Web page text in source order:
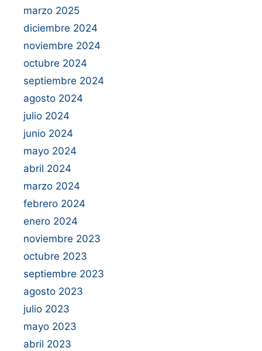
marzo 2025
diciembre 2024
noviembre 2024
octubre 2024
septiembre 2024
agosto 2024
julio 2024
junio 2024
mayo 2024
abril 2024
marzo 2024
febrero 2024
enero 2024
noviembre 2023
octubre 2023
septiembre 2023
agosto 2023
julio 2023
mayo 2023
abril 2023